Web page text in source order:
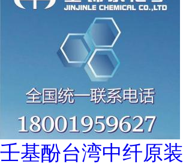
壬基酚台湾中纤原装